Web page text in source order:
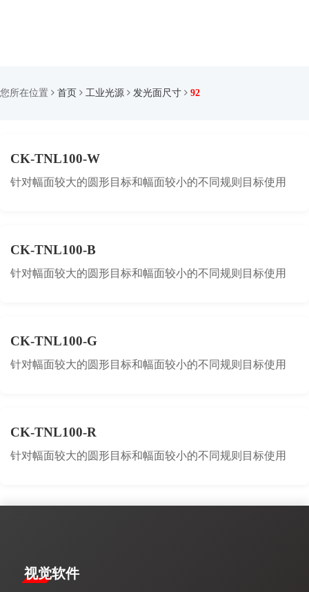
您所在位置 首页 工业光源 发光面尺寸 92
CK-TNL100-W
针对幅面较大的圆形目标和幅面较小的不同规则目标使用
CK-TNL100-B
针对幅面较大的圆形目标和幅面较小的不同规则目标使用
CK-TNL100-G
针对幅面较大的圆形目标和幅面较小的不同规则目标使用
CK-TNL100-R
针对幅面较大的圆形目标和幅面较小的不同规则目标使用
视觉软件